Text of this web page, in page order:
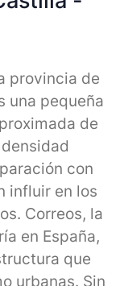
provincia de
una pequeña
de
con
influir en los
Correos, la
en España,
que
urbanas. Sin